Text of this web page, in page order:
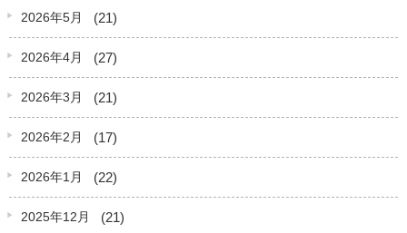
2026年5月 (21)
2026年4月 (27)
2026年3月 (21)
2026年2月 (17)
2026年1月 (22)
2025年12月 (21)